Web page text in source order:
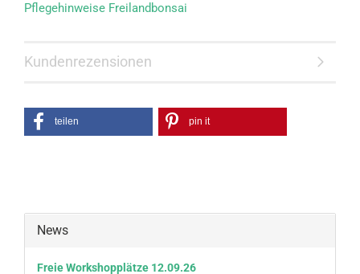
Pflegehinweise Freilandbonsai
Kundenrezensionen
teilen pin it
News
Freie Workshopplätze 12.09.26